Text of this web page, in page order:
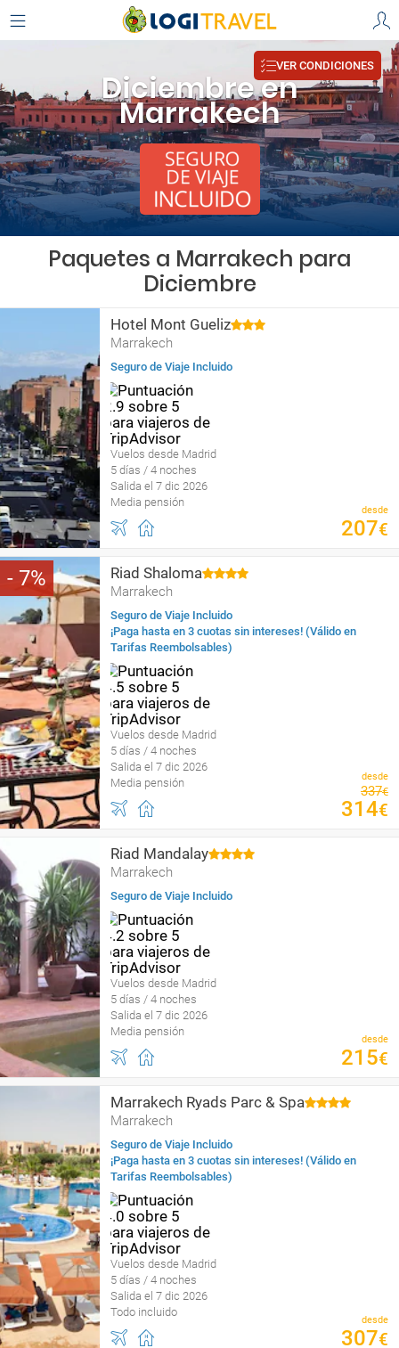
Diciembre en
Marrakech
VER CONDICIONES
Paquetes a Marrakech para
Diciembre
Hotel Mont Gueliz
Marrakech
Seguro de Viaje Incluido
Vuelos desde Madrid
5 días / 4 noches
Salida el 7 dic 2026
Media pensión
desde
207€
7 Riad Shaloma
Marrakech
Seguro de Viaje Incluido
¡Paga hasta en 3 cuotas sin intereses! (Válido en
Tarifas Reembolsables)
Vuelos desde Madrid
5 días / 4 noches
Salida el 7 dic 2026
Media pensión
desde
337€
314€
Riad Mandalay
Marrakech
Seguro de Viaje Incluido
Vuelos desde Madrid
5 días / 4 noches
Salida el 7 dic 2026
Media pensión
desde
215€
Marrakech Ryads Parc & Spa
Marrakech
Seguro de Viaje Incluido
¡Paga hasta en 3 cuotas sin intereses! (Válido en
Tarifas Reembolsables)
Vuelos desde Madrid
5 días / 4 noches
Salida el 7 dic 2026
Todo incluido
desde
307€